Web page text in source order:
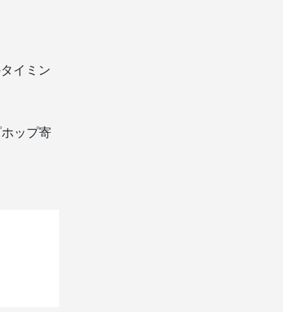
イミン
ップ寄